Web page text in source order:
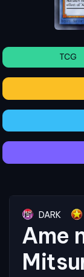
TCG
DARK
Ame